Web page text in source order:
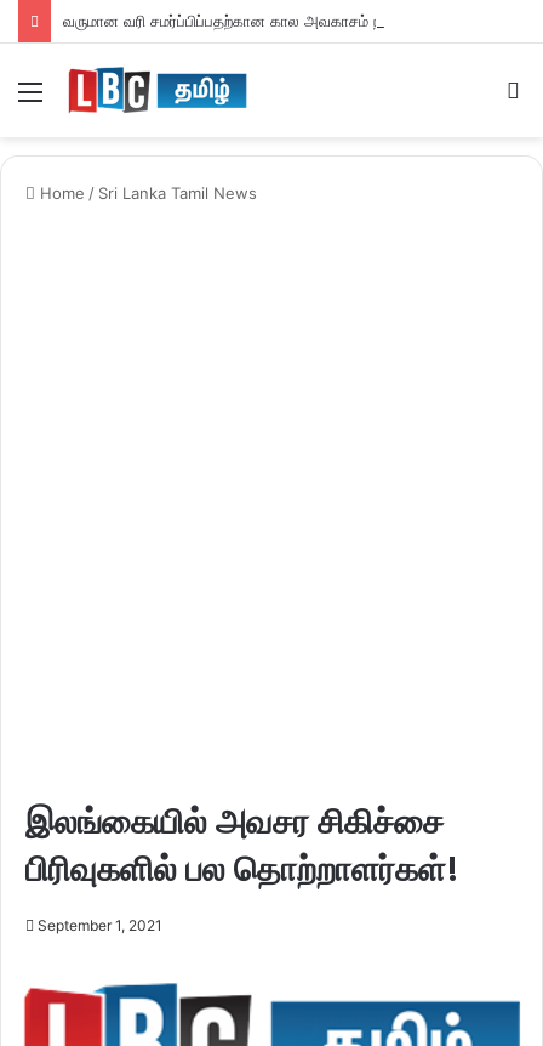
வருமான வரி சமர்ப்பிப்பதற்கான கால அவகாசம் நீடிப்பு
Home / Sri Lanka Tamil News
இலங்கையில் அவசர சிகிச்சை
பிரிவுகளில் பல தொற்றாளர்கள்!
September 1, 2021